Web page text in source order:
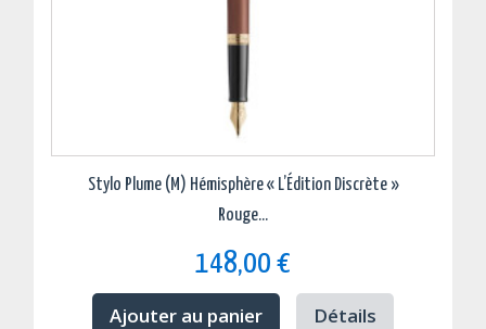
Stylo Plume (M) Hémisphère « L’Édition Discrète »
Rouge...
148,00 €
Ajouter au panier Détails